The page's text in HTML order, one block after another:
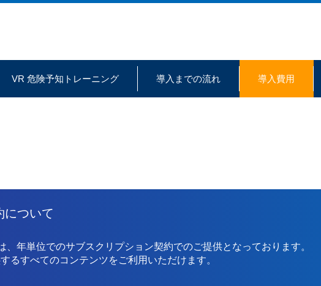
VR 危険予知トレーニング 導入までの流れ 導入費用
について
、年単位でのサブスクリプション契約でのご提供となっております。
るすべてのコンテンツをご利用いただけます。